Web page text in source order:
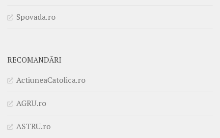
Spovada.ro
RECOMANDĂRI
ActiuneaCatolica.ro
AGRU.ro
ASTRU.ro